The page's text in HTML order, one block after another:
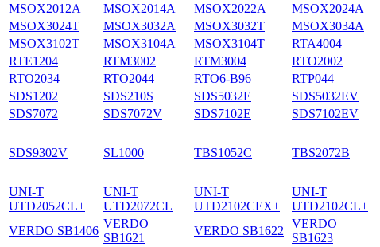
MSOX2012A
MSOX2014A MSOX2022A MSOX2024A
MSOX3024T
MSOX3032A MSOX3032T MSOX3034A
MSOX3102T
MSOX3104A MSOX3104T RTA4004
RTE1204
RTM3002 RTM3004 RTO2002
RTO2034
RTO2044 RTO6-B96 RTP044
SDS1202
SDS210S SDS5032E SDS5032EV
SDS7072
SDS7072V SDS7102E SDS7102EV
SDS9302V SL1000 TBS1052C TBS2072B
UNI-T
UTD2052CL+
UNI-T
UTD2072CL
UNI-T
UTD2102CEX+
UNI-T
UTD2102CL+
VERDO SB1406
VERDO
SB1621
VERDO SB1622
VERDO
SB1623